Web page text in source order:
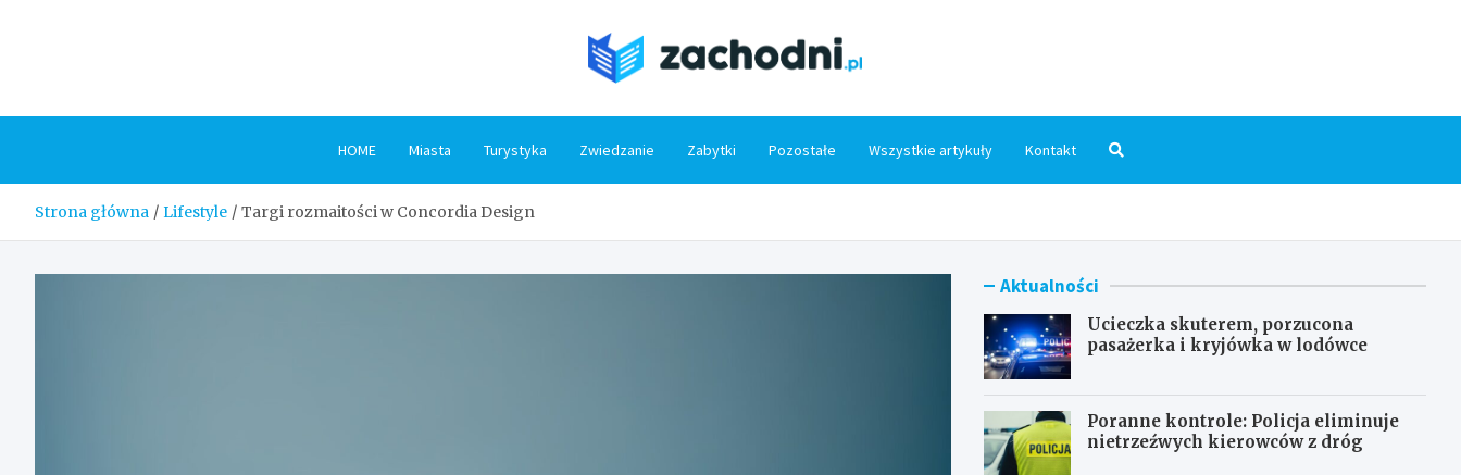
HOME Miasta Turystyka Zwiedzanie Zabytki Pozostałe Wszystkie artykuły Kontakt
Strona główna Lifestyle Targi rozmaitości w Concordia Design
Aktualności
Ucieczka skuterem, porzucona
pasażerka i kryjówka w lodówce
Poranne kontrole: Policja eliminuje
nietrzeźwych kierowców z dróg